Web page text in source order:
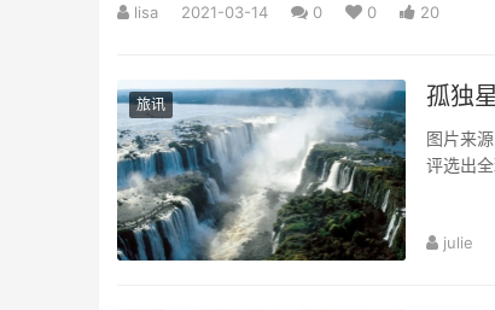
lisa 2021-03-14 0 0 20
旅讯 孤独
图片来源 Say Hueque 背包客们出
评选出
julie